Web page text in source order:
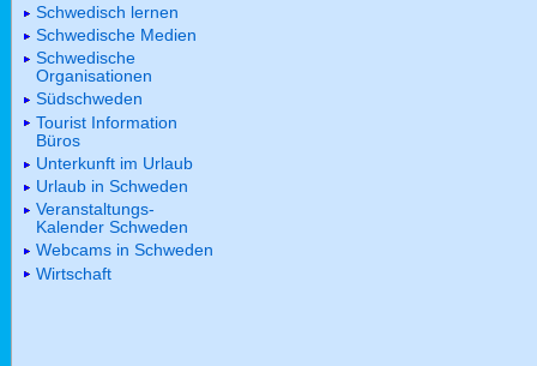
Schwedisch lernen
Schwedische Medien
Schwedische
Organisationen
Südschweden
Tourist Information
Büros
Unterkunft im Urlaub
Urlaub in Schweden
Veranstaltungs-
Kalender Schweden
Webcams in Schweden
Wirtschaft